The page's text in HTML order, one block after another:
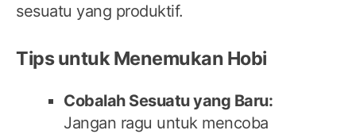
sesuatu yang produktif.
Tips untuk Menemukan Hobi
Cobalah Sesuatu yang Baru:
Jangan ragu untuk mencoba